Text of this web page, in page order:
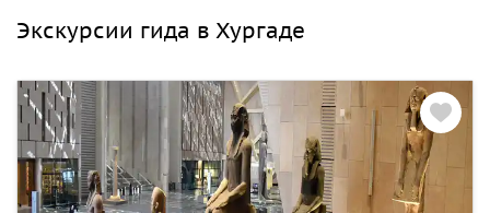
Экскурсии гида в Хургаде